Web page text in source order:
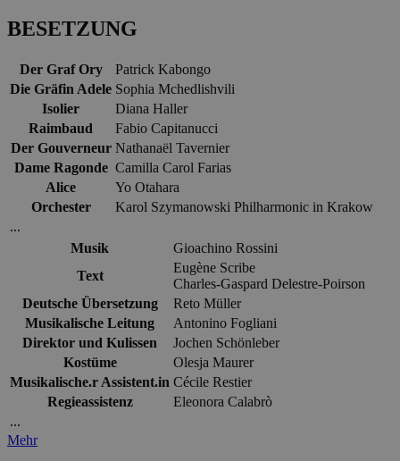
BESETZUNG
Der Graf Ory
Patrick Kabongo
Die Gräfin Adele Sophia Mchedlishvili
Isolier
Diana Haller
Raimbaud
Fabio Capitanucci
Der Gouverneur Nathanaël Tavernier
Dame Ragonde Camilla Carol Farias
Alice
Yo Otahara
Orchester
Karol Szymanowski Philharmonic in Krakow
...
Musik
Gioachino Rossini
Text
Eugène Scribe
Charles-Gaspard Delestre-Poirson
Deutsche Übersetzung
Reto Müller
Musikalische Leitung
Antonino Fogliani
Direktor und Kulissen
Jochen Schönleber
Kostüme
Olesja Maurer
Musikalische.r Assistent.in Cécile Restier
Regieassistenz
Eleonora Calabrò
...
Mehr